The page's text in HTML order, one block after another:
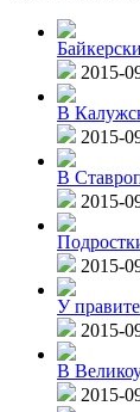
2015-
В
2015-
В
2015-
2015-
У
2015-
В
2015-